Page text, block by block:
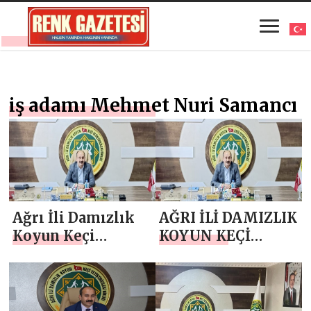
iş adamı Mehmet Nuri Samancı
Ağrı İli Damızlık
Koyun Keçi
Birliği Başkanı
MEHMET NURİ
AĞRI İLİ DAMIZLIK
KOYUN KEÇİ
BİRLİĞİ BAŞKANI
MEHMET NURİ